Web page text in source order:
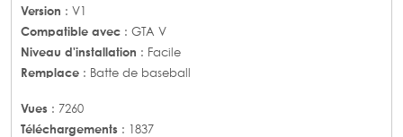
Version : V1
Compatible avec : GTA V
Niveau d'installation : Facile
Remplace : Batte de baseball
Vues : 7260
Téléchargements : 1837